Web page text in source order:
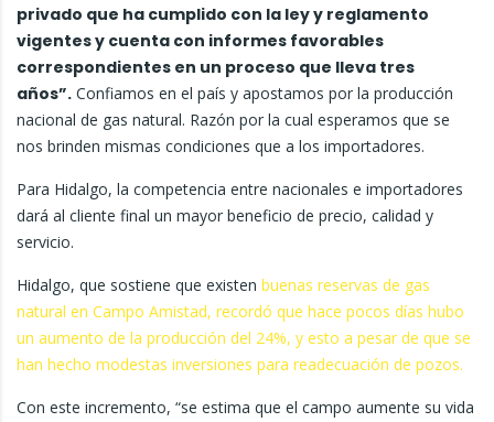
privado que ha cumplido con la ley y reglamento
vigentes y cuenta con informes favorables
correspondientes en un proceso que lleva tres
años”. Confiamos en el país y apostamos por la producción
nacional de gas natural. Razón por la cual esperamos que se
nos brinden mismas condiciones que a los importadores.
Para Hidalgo, la competencia entre nacionales e importadores
dará al cliente final un mayor beneficio de precio, calidad y
servicio.
Hidalgo, que sostiene que existen buenas reservas de gas
natural en Campo Amistad, recordó que hace pocos días hubo
un aumento de la producción del 24%, y esto a pesar de que se
han hecho modestas inversiones para readecuación de pozos.
Con este incremento, “se estima que el campo aumente su vida